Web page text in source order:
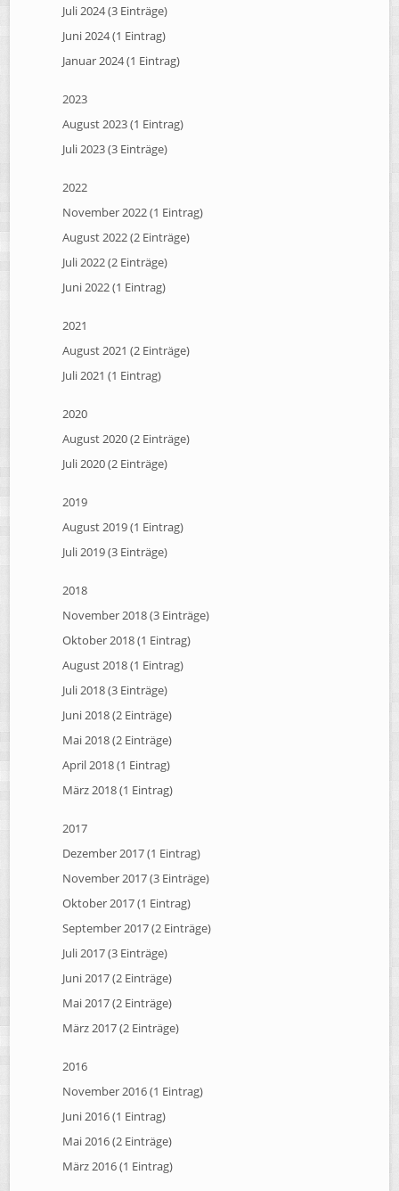
Juli 2024 (3 Einträge)
Juni 2024 (1 Eintrag)
Januar 2024 (1 Eintrag)
2023
August 2023 (1 Eintrag)
Juli 2023 (3 Einträge)
2022
November 2022 (1 Eintrag)
August 2022 (2 Einträge)
Juli 2022 (2 Einträge)
Juni 2022 (1 Eintrag)
2021
August 2021 (2 Einträge)
Juli 2021 (1 Eintrag)
2020
August 2020 (2 Einträge)
Juli 2020 (2 Einträge)
2019
August 2019 (1 Eintrag)
Juli 2019 (3 Einträge)
2018
November 2018 (3 Einträge)
Oktober 2018 (1 Eintrag)
August 2018 (1 Eintrag)
Juli 2018 (3 Einträge)
Juni 2018 (2 Einträge)
Mai 2018 (2 Einträge)
April 2018 (1 Eintrag)
März 2018 (1 Eintrag)
2017
Dezember 2017 (1 Eintrag)
November 2017 (3 Einträge)
Oktober 2017 (1 Eintrag)
September 2017 (2 Einträge)
Juli 2017 (3 Einträge)
Juni 2017 (2 Einträge)
Mai 2017 (2 Einträge)
März 2017 (2 Einträge)
2016
November 2016 (1 Eintrag)
Juni 2016 (1 Eintrag)
Mai 2016 (2 Einträge)
März 2016 (1 Eintrag)